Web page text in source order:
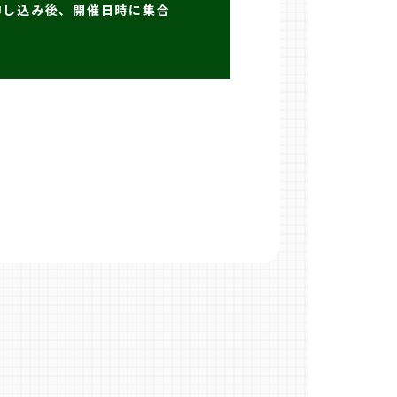
込み後、開催日時に集合